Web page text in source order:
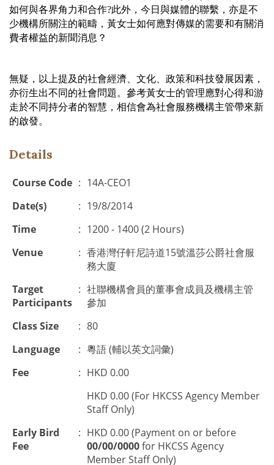
如何與各界角力和合作?此外，今日與媒體的聯繫， 亦是不
少機構所關注的範疇，黃女士如何應對傳媒的需要和有關消
費者權益的新聞消息？
無疑，以上提及的社會經濟、文化、政策和科技發展因素，
亦衍生出不同的社會問題。參考黃女士的管理應對心得和游
走於不同持分者的智慧，相信會為社會服務機構主管帶來新
的啟發。
Details
Course Code : 14A-CEO1
Date(s)
: 19/8/2014
Time
: 1200 - 1400 (2 Hours)
Venue
: 香港灣仔軒尼詩道15號溫莎公爵社會服
務大廈
Target
Participants
: 社聯機構會員的董事會成員及機構主管
參加
Class Size
: 80
Language
: 粵語 (輔以英文詞彙)
Fee
: HKD 0.00
HKD 0.00 (For HKCSS Agency Member
Staff Only)
Early Bird
Fee
: HKD 0.00 (Payment on or before
00/00/0000for HKCSS Agency
Member Staff Only)